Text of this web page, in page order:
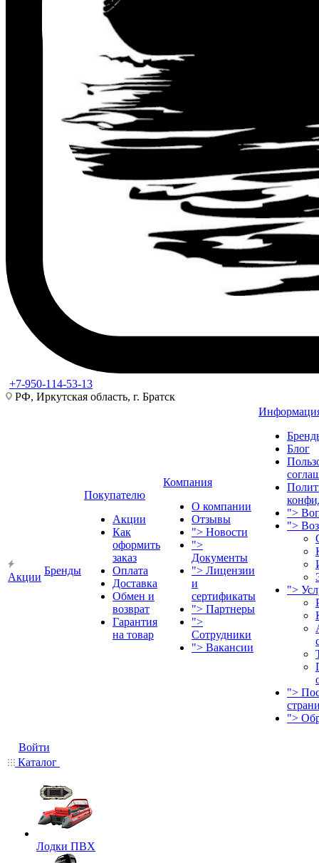
+7-950-114-53-13
РФ, Иркутская область, г. Братск
Акции
Бренды
Покупателю
Акции
Как
оформить
заказ
Оплата
Доставка
Обмен и
возврат
Гарантия
на товар
Компания
О компании
Отзывы
"> Новости
">
Документы
"> Лицензии
и
сертификаты
"> Партнеры
">
Сотрудники
"> Вакансии
Блог
">
">
">
">
">
Войти
Каталог
Лодки ПВХ